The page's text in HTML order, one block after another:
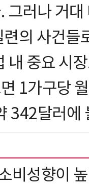
그러나 거
의 사건들
내 중요 시
1가구당
342달러
비성향이